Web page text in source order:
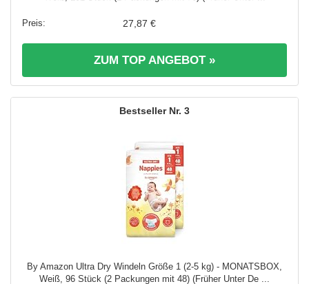
27,87 €
ZUM TOP ANGEBOT »
3
By Amazon Ultra Dry Windeln Größe 1 (2-5 kg) - MONATSBOX,
Weiß, 96 Stück (2 Packungen mit 48) (Früher Unter De ...